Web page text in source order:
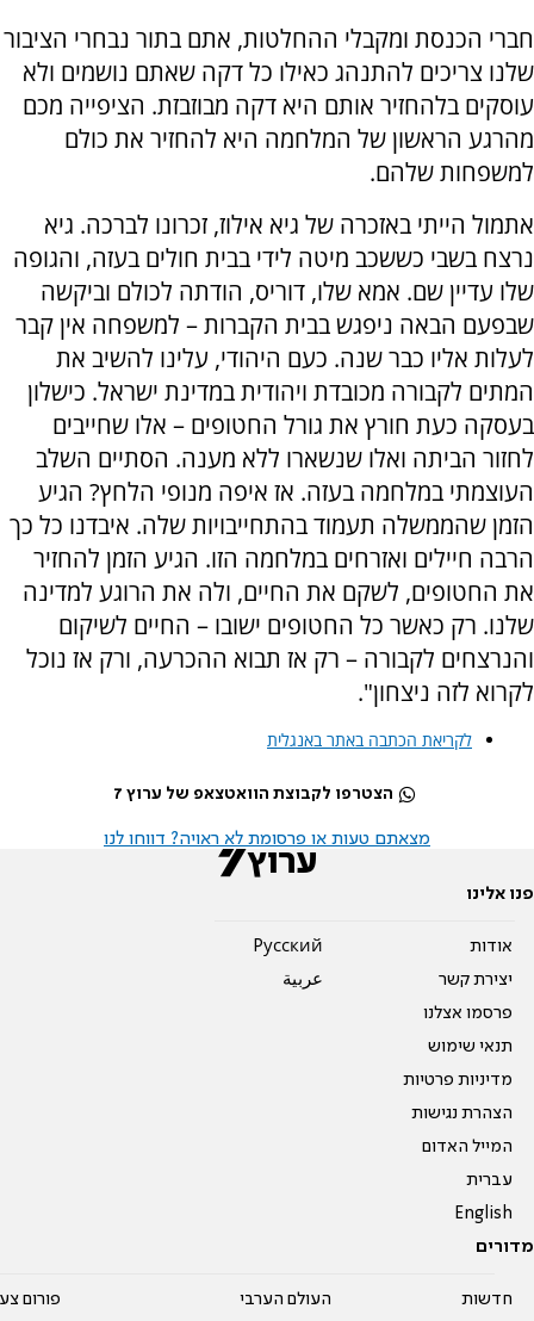
חברי הכנסת ומקבלי ההחלטות, אתם בתור נבחרי הציבור
שלנו צריכים להתנהג כאילו כל דקה שאתם נושמים ולא
עוסקים בלהחזיר אותם היא דקה מבוזבזת. הציפייה מכם
מהרגע הראשון של המלחמה היא להחזיר את כולם
למשפחות שלהם.
אתמול הייתי באזכרה של גיא אילוז, זכרונו לברכה. גיא
נרצח בשבי כששכב מיטה לידי בבית חולים בעזה, והגופה
שלו עדיין שם. אמא שלו, דוריס, הודתה לכולם וביקשה
שבפעם הבאה ניפגש בבית הקברות – למשפחה אין קבר
לעלות אליו כבר שנה. כעם היהודי, עלינו להשיב את
המתים לקבורה מכובדת ויהודית במדינת ישראל. כישלון
בעסקה כעת חורץ את גורל החטופים – אלו שחייבים
לחזור הביתה ואלו שנשארו ללא מענה. הסתיים השלב
העוצמתי במלחמה בעזה. אז איפה מנופי הלחץ? הגיע
הזמן שהממשלה תעמוד בהתחייבויות שלה. איבדנו כל כך
הרבה חיילים ואזרחים במלחמה הזו. הגיע הזמן להחזיר
את החטופים, לשקם את החיים, ולה את הרוגע למדינה
שלנו. רק כאשר כל החטופים ישובו – החיים לשיקום
והנרצחים לקבורה – רק אז תבוא ההכרעה, ורק אז נוכל
לקרוא לזה ניצחון".
לקריאת הכתבה באתר באנגלית
הצטרפו לקבוצת הוואטצאפ של ערוץ 7
מצאתם טעות או פרסומת לא ראויה? דווחו לנו
פנו אלינו
אודות
יצירת קשר
פרסמו אצלנו
תנאי שימוש
מדיניות פרטיות
הצהרת נגישות
המייל האדום
עברית
English
Pусский
عربية
מדורים
חדשות העולם הערבי פורום